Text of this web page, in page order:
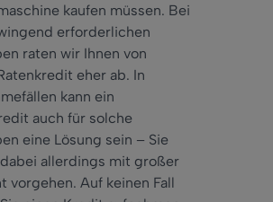
kaufen müssen. Bei
erforderlichen
raten wir Ihnen von
eher ab. In
kann ein
auch für solche
eine Lösung sein – Sie
allerdings mit großer
vorgehen. Auf keinen Fall